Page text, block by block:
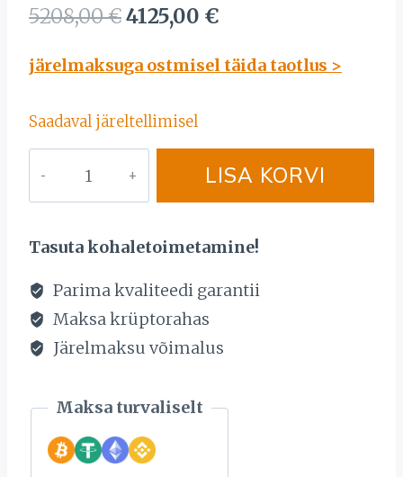
5208,00€Algne
oli:
5208,00 €.
4125,00 €
is:
järelmaksuga ostmisel täida taotlus >
Saadaval järeltellimisel
KAAL
kogus
LISA KORVI
Tasuta kohaletoimetamine!
Parima kvaliteedi garantii
Maksa krüptorahas
Järelmaksu võimalus
Maksa turvaliselt